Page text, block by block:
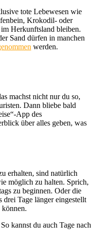
tote Lebewesen wie
Krokodil- oder
Herkunftsland bleiben.
Sand dürfen in manchen
werden.
machst nicht nur du so,
Dann bliebe bald
App des
über alles geben, was
erhalten, sind natürlich
möglich zu halten. Sprich,
zu beginnen. Oder die
Tage länger eingestellt
können.
kannst du auch Tage nach